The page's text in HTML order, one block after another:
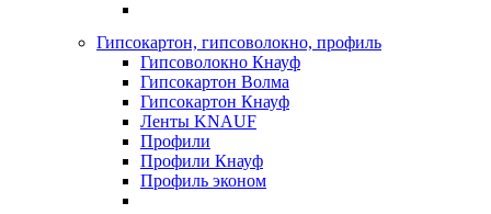
Гипсокартон, гипсоволокно, профиль
Гипсоволокно Кнауф
Гипсокартон Волма
Гипсокартон Кнауф
Ленты KNAUF
Профили
Профили Кнауф
Профиль эконом